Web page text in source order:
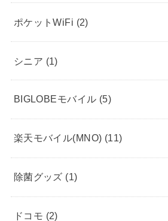
ポケットWiFi (2)
シニア (1)
BIGLOBEモバイル (5)
楽天モバイル(MNO) (11)
除菌グッズ (1)
ドコモ (2)